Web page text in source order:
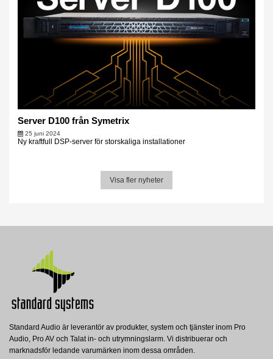
Server D100 från Symetrix
25 juni 2024
Ny kraftfull DSP-server för storskaliga installationer
Visa fler nyheter
Standard Audio är leverantör av produkter, system och tjänster inom Pro
Audio, Pro AV och Talat in- och utrymningslarm. Vi distribuerar och
marknadsför ledande varumärken inom dessa områden.